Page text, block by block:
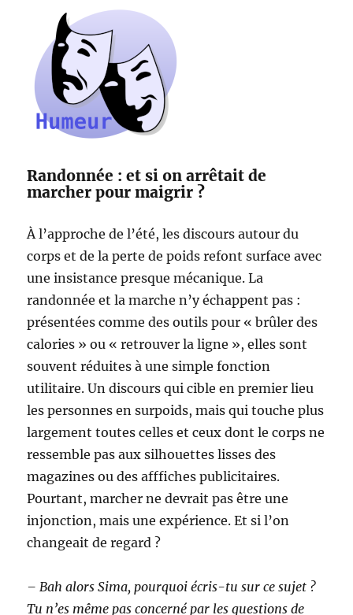
Provence
Randonnée : et si on arrêtait de
marcher pour maigrir ?
À l’approche de l’été, les discours autour du
corps et de la perte de poids refont surface avec
une insistance presque mécanique. La
randonnée et la marche n’y échappent pas :
présentées comme des outils pour « brûler des
calories » ou « retrouver la ligne », elles sont
souvent réduites à une simple fonction
utilitaire. Un discours qui cible en premier lieu
les personnes en surpoids, mais qui touche plus
largement toutes celles et ceux dont le corps ne
ressemble pas aux silhouettes lisses des
magazines ou des afffiches publicitaires.
Pourtant, marcher ne devrait pas être une
injonction, mais une expérience. Et si l’on
changeait de regard ?
– Bah alors Sima, pourquoi écris-tu sur ce sujet ?
Tu n’es même pas concerné par les questions de